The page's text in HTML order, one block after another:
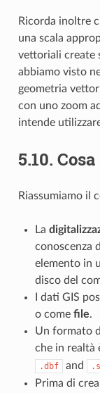
Ricorda inoltre
una scala
vettoriali create
abbiamo visto
geometria
con uno zoom
intende
5.10.
Riassumiamo il
La
conoscenza
elemento in
disco del
I dati GIS
o come file.
Un formato
che in realtà
.dbf and
Prima di